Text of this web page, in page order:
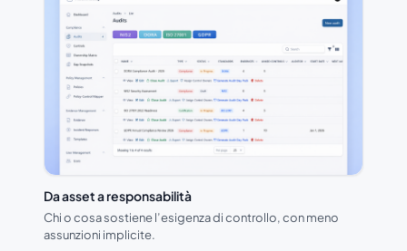
Da asset a responsabilità
Chi o cosa sostiene l’esigenza di controllo, con meno
assunzioni implicite.